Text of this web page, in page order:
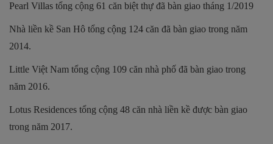
Pearl Villas tổng cộng 61 căn biệt thự đã bàn giao tháng 1/2019
Nhà liền kề San Hô tổng cộng 124 căn đã bàn giao trong năm
2014.
Little Việt Nam tổng cộng 109 căn nhà phố đã bàn giao trong
năm 2016.
Lotus Residences tổng cộng 48 căn nhà liền kề được bàn giao
trong năm 2017.